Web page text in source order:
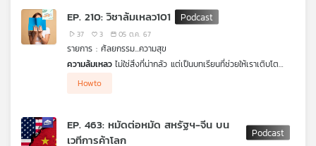
และ
กิจกรรม
ไม่ควรละเลยและปล่อยให้เกิดโดยไม่มีการป้องกัน แก้ไข แต่วิธีที่ถูก
ต้องและมีประสิทธิภาพจะเป็นอย่างไร ต้องเรียนรู้และฝึกฝนกับ
รายการศัลยกรรมความสุข
EP. 210: วิชาล้มเหลว101
37 3 05 ต.ค. 67
รายการ : ศัลยกรรม...ความสุข
ความล้มเหลว ไม่ใช่สิ่งที่น่ากลัว แต่เป็นบทเรียนที่ช่วยให้เราเติบโต
ทั้งที่ในความเป็นจริงกลับตรงกันข้าม คือ ความล้มเหลวเป็นส่วนหนึ่ง
อาจเป็นหนทางสู่ความสำเร็จที่แท้จริง
Howto
EP. 463: หมัดต่อหมัด สหรัฐฯ-จีน บน
เวทีการค้าโลก